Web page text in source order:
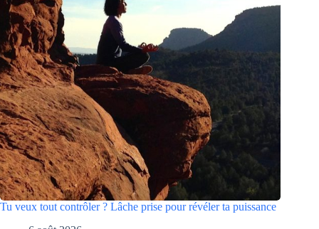
Tu veux tout contrôler ? Lâche prise pour révéler ta puissance